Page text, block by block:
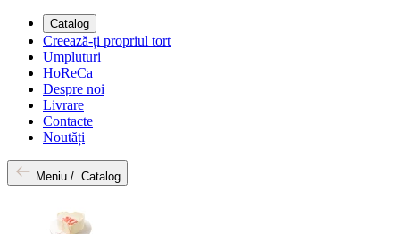
Catalog
Creează-ți propriul tort
Umpluturi
HoReCa
Despre noi
Livrare
Contacte
Noutăți
Meniu / Catalog